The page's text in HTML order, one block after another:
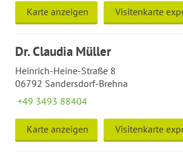
Karte anzeigen Visitenkarte
Dr. Claudia Müller
Heinrich-Heine-Straße 8
06792 Sandersdorf-Brehna
+49 3493 88404
Karte anzeigen Visitenkarte